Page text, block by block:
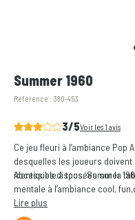
Summer 1960
Référence : 380-453
3/5Voir les 1 avis
Ce jeu fleuri à l’ambiance Pop
desquelles les joueurs
identiques disposées sur la
Accessible à tous, Summer
mentale à l’ambiance cool,
Pop Art.
Lire plus